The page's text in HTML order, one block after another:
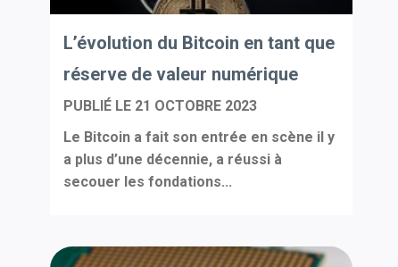
L’évolution du Bitcoin en tant que
réserve de valeur numérique
PUBLIÉ LE 21 OCTOBRE 2023
Le Bitcoin a fait son entrée en scène il y
a plus d’une décennie, a réussi à
secouer les fondations...